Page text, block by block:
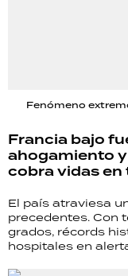
Fenómeno
Francia bajo
ahogamiento
cobra vidas
El país atraviesa
precedentes. Con
grados, récords
hospitales en